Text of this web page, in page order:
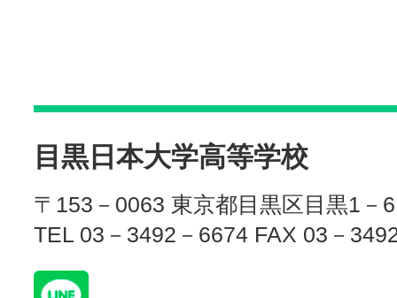
目黒日本大学高等学校
〒153－0063 東京都目黒区目黒1－
TEL 03－3492－6674 FAX 03－